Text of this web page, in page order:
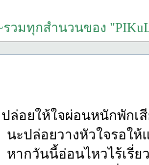
รวมทุกสำนวนของ
ปล่อยให้ใจผ่อนหนักพักเ
นะปล่อยวางหัวใจรอให้
หากวันนี้อ่อนไหวไร้เรี่ย